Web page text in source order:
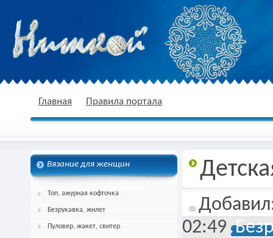
спицами, схема и описание
Главная Правила портала
Вязание для женщин
Топ, ажурная кофточка
Безрукавка, жилет
Пуловер, жакет, свитер
02:49